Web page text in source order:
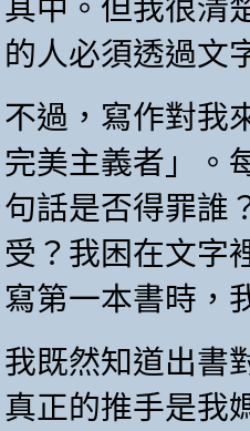
其中。但我很清
的人必須透過文
不過，寫作對我
完美主義者」。
句話是否得罪誰
受？我困在文字
寫第一本書時，
我既然知道出書
真正的推手是我